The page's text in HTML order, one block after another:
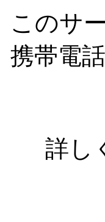
このサ
携帯電
詳し